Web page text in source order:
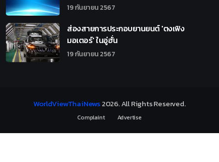
19 กันยายน 2567
ส่องสายการประกอบยานยนต์ 'ตงเฟิง
มอเตอร์' ในอู่ฮั่น
19 กันยายน 2567
WorldViewThaiNews2026. All Rights Reserved.
Complaint Advertise